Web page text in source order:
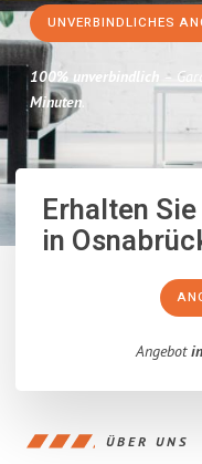
UNVERBINDLICHES
100% unverbindlich –
Minuten.
Erhalten
in
Angebot
ÜBER UNS